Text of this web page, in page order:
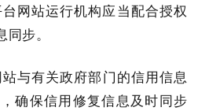
网站运行机构应当配合授权
步。
站与有关政府部门的信用信息
，确保信用修复信息及时同步